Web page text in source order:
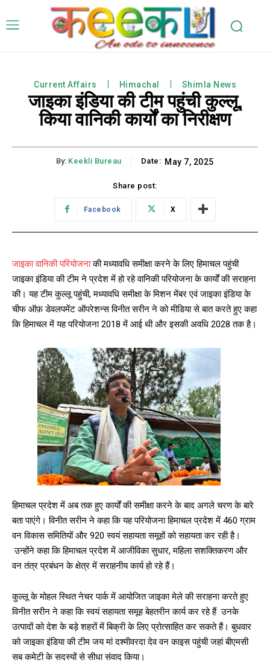
Current Affairs Himachal Shimla News
जाइका इंडिया की टीम पहुंची कुल्लू,
किया वानिकी कार्यों का निरीक्षण
By: Keekli Bureau Date: May 7, 2025
Share post:
Facebook X
जाइका वानिकी परियोजनाकी मध्यावधि समीक्षा करने के लिए हिमाचल पहुंची
जाइका इंडिया की टीम ने प्रदेश में हो रहे वानिकी परियोजना के कार्यों की सराहना
की। यह टीम कुल्लू पहुंची, मध्यावधि समीक्षा के मिशन मेंबर एवं जाइका इंडिया के
चीफ ऑफ़ डेवलपमेंट ऑपरेशन्स विनीत सरीन ने को मीडिया से बात करते हुए कहा
कि हिमाचल में यह परियोजना 2018 में आई थी और इसकी अवधि 2028 तक है।
हिमाचल प्रदेश में अब तक हुए कार्यों की समीक्षा करने के बाद अगले चरण के बारे
बता पाएंगे। विनीत सरीन ने कहा कि यह परियोजना हिमाचल प्रदेश में 460 ग्राम
वन विकास समितियों और 920 स्वयं सहायता समूहों को सहायता कर रही है।
उन्होंने कहा कि हिमाचल प्रदेश में आजीविका सुधार, महिला सशक्तिकरण और
वन तंत्र प्रबंधन के क्षेत्र में सराहनीय कार्य हो रहे हैं।
कुल्लू के मोहल स्थित नेचर पार्क में आयोजित जाइका मेले की सराहना करते हुए
विनीत सरीन ने कहा कि स्वयं सहायता समूह बेहतरीन कार्य कर रहे हैं उनके
उत्पादों को देश के बड़े शहरों में बिक्री के लिए प्रोत्साहित कर सकते हैं। बुधवार
को जाइका इंडिया की टीम जय मां दश्मीवरदा देव वन काइस पहुंची जहां बीएमसी
सब कमेटी के सदस्यों से सीधा संवाद किया।